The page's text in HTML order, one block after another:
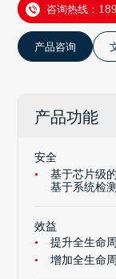
咨询热线：
产品咨询
产品功能
安全
基于芯片级
基于系统检
效益
提升全生命
增加全生命